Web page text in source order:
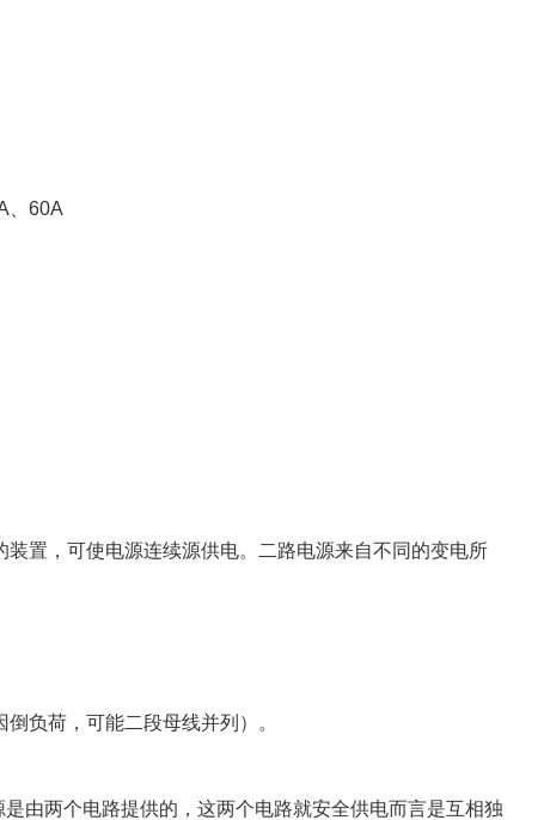
、60A
置，可使电源连续源供电。二路电源来自不同的变电所
负荷，可能二段母线并列）。
由两个电路提供的，这两个电路就安全供电而言是互相独